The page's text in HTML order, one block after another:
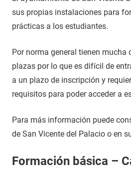
sus propias instalaciones para
prácticas a los estudiantes.
Por norma general tienen mucha
plazas por lo que es difícil de
a un plazo de inscripción y
requisitos para poder acceder a
Para más información puede
de San Vicente del Palacio o en
Formación básica –